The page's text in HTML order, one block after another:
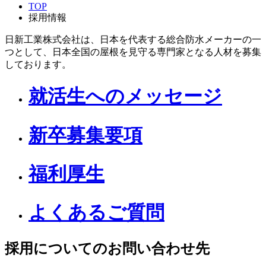
TOP
採用情報
日新工業株式会社は、日本を代表する総合防水メーカーの一
つとして、日本全国の屋根を見守る専門家となる人材を募集
しております。
就活生へのメッセージ
新卒募集要項
福利厚生
よくあるご質問
採用についてのお問い合わせ先